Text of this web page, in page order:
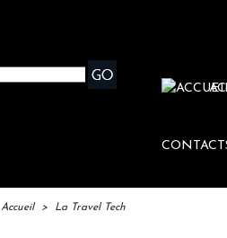
Accueil > La Travel Tech